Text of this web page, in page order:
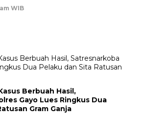
WIB
Berbuah Hasil,
Gayo Lues Ringkus Dua
Gram Ganja